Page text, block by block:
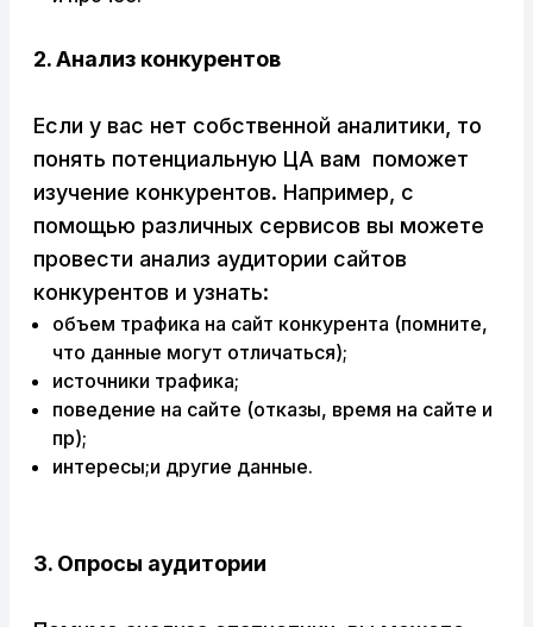
2. Анализ конкурентов
Если у вас нет собственной аналитики, то
понять потенциальную ЦА вам поможет
изучение конкурентов. Например, с
помощью различных сервисов вы можете
провести анализ аудитории сайтов
конкурентов и узнать:
объем трафика на сайт конкурента (помните,
что данные могут отличаться);
источники трафика;
поведение на сайте (отказы, время на сайте и
пр);
интересы;и другие данные.
3. Опросы аудитории